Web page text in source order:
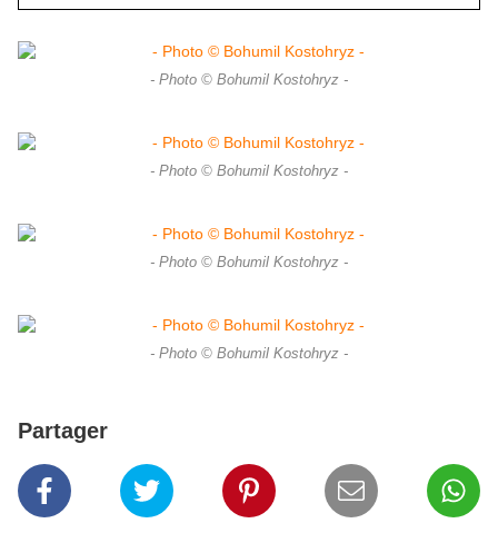
- Photo © Bohumil Kostohryz -
- Photo © Bohumil Kostohryz -
- Photo © Bohumil Kostohryz -
- Photo © Bohumil Kostohryz -
Partager